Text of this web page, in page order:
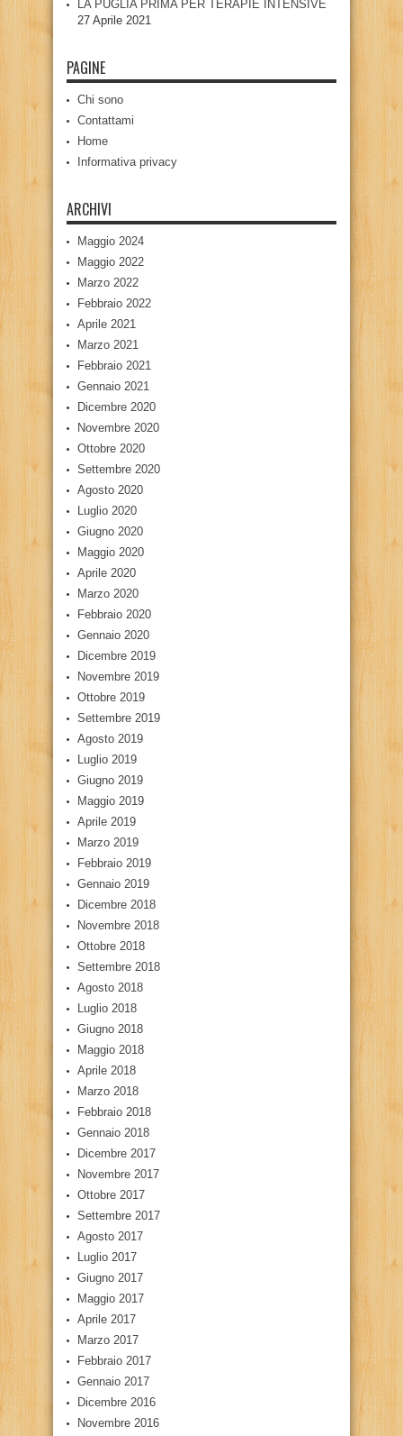
LA PUGLIA PRIMA PER TERAPIE INTENSIVE
27 Aprile 2021
PAGINE
Chi sono
Contattami
Home
Informativa privacy
ARCHIVI
Maggio 2024
Maggio 2022
Marzo 2022
Febbraio 2022
Aprile 2021
Marzo 2021
Febbraio 2021
Gennaio 2021
Dicembre 2020
Novembre 2020
Ottobre 2020
Settembre 2020
Agosto 2020
Luglio 2020
Giugno 2020
Maggio 2020
Aprile 2020
Marzo 2020
Febbraio 2020
Gennaio 2020
Dicembre 2019
Novembre 2019
Ottobre 2019
Settembre 2019
Agosto 2019
Luglio 2019
Giugno 2019
Maggio 2019
Aprile 2019
Marzo 2019
Febbraio 2019
Gennaio 2019
Dicembre 2018
Novembre 2018
Ottobre 2018
Settembre 2018
Agosto 2018
Luglio 2018
Giugno 2018
Maggio 2018
Aprile 2018
Marzo 2018
Febbraio 2018
Gennaio 2018
Dicembre 2017
Novembre 2017
Ottobre 2017
Settembre 2017
Agosto 2017
Luglio 2017
Giugno 2017
Maggio 2017
Aprile 2017
Marzo 2017
Febbraio 2017
Gennaio 2017
Dicembre 2016
Novembre 2016